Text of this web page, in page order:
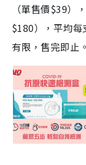
（單售價$39）
$180），平均
有限，售完即止。